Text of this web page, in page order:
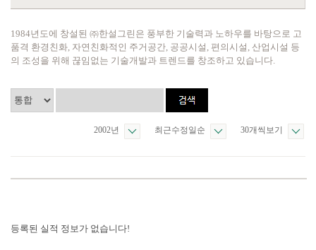
1984년도에 창설된 ㈜한설그린은 풍부한 기술력과 노하우를 바탕으로 고
품격 환경친화, 자연친화적인 주거공간, 공공시설, 편의시설, 산업시설 등
의 조성을 위해 끊임없는 기술개발과 트렌드를 창조하고 있습니다.
30개씩보기
최근수정일순
2002년
등록된 실적 정보가 없습니다!